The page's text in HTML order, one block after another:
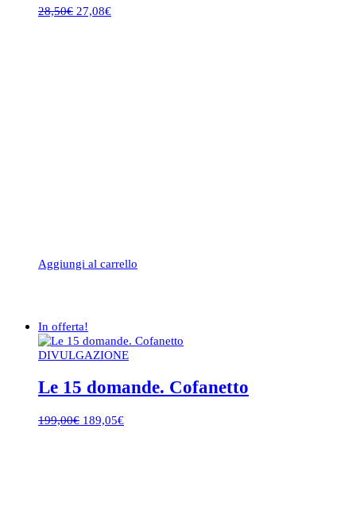
28,50€ Il
27,08€Il
Aggiungi al carrello
In offerta!
DIVULGAZIONE
Le 15 domande. Cofanetto
199,00€ Il189,05€Il